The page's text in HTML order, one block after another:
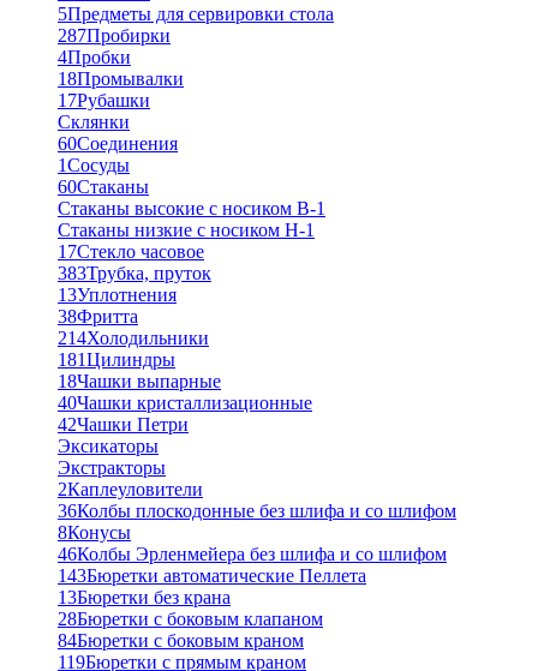
5Предметы для сервировки стола
287Пробирки
4Пробки
18Промывалки
17Рубашки
Склянки
60Соединения
1Сосуды
60Стаканы
Стаканы высокие с носиком В-1
Стаканы низкие с носиком Н-1
17Стекло часовое
383Трубка, пруток
13Уплотнения
38Фритта
214Холодильники
181Цилиндры
18Чашки выпарные
40Чашки кристаллизационные
42Чашки Петри
Эксикаторы
Экстракторы
2Каплеуловители
36Колбы плоскодонные без шлифа и со шлифом
8Конусы
46Колбы Эрленмейера без шлифа и со шлифом
143Бюретки автоматические Пеллета
13Бюретки без крана
28Бюретки с боковым клапаном
84Бюретки с боковым краном
119Бюретки с прямым краном